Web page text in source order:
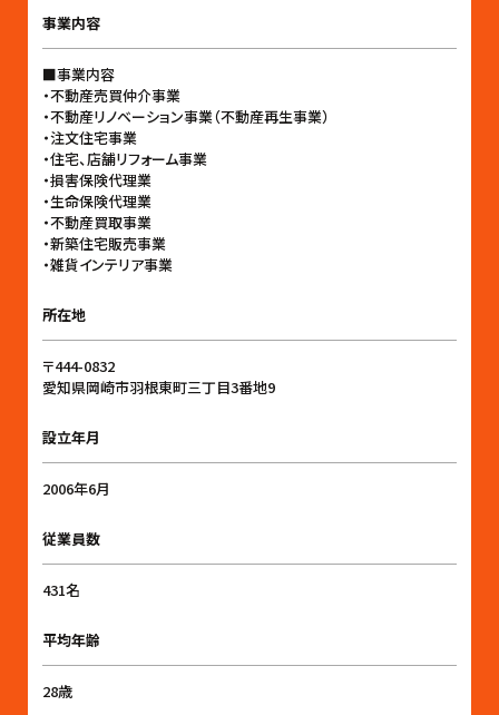
事業内容
■事業内容
・不動産売買仲介事業
・不動産リノベーション事業（不動産再生事業）
・注文住宅事業
・住宅、店舗リフォーム事業
・損害保険代理業
・生命保険代理業
・不動産買取事業
・新築住宅販売事業
・雑貨インテリア事業
所在地
〒444-0832
愛知県岡崎市羽根東町三丁目3番地9
設立年月
2006年6月
従業員数
431名
平均年齢
28歳